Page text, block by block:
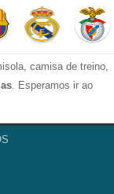
camisa de treino,
. Esperamos ir ao
homen. Altualmente,
Manchester City,